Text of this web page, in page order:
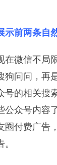
示前两条自
微信不
问问，
的相关搜
众号内
付费广